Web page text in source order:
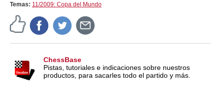
Temas: 11/2009: Copa del Mundo
ChessBase
Pistas, tutoriales e indicaciones sobre nuestros
productos, para sacarles todo el partido y más.